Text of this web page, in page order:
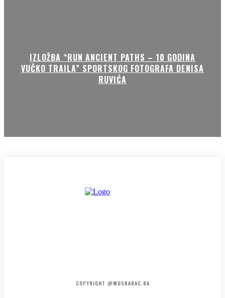
IZLOŽBA “RUN ANCIENT PATHS – 10 GODINA
VUČKO TRAILA” SPORTSKOG FOTOGRAFA DENISA
RUVIĆA
COPYRIGHT @MUSKARAC.BA